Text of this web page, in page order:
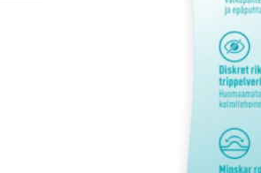
Miten tilaan
Reseptilääkkeiden tilaaminen